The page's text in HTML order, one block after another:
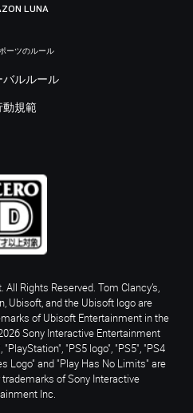
LUNA
ーツのルール
バルルール
動規範
Rights Reserved. Tom Clancy’s,
Ubisoft, and the Ubisoft logo are
of Ubisoft Entertainment in the
Sony Interactive Entertainment
"PS5 logo", "PS5", "PS4
Logo" and "Play Has No Limits" are
of Sony Interactive
Inc.